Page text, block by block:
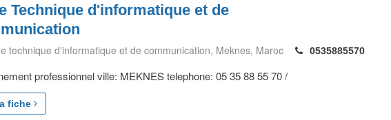
Technique d'informatique et de
technique d'informatique et de communication Meknes Maroc 0535885570
professionnel ville: MEKNES telephone: 05 35 88 55 70 /
fiche